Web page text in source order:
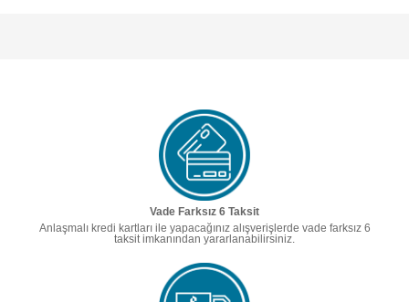
Vade Farksız 6 Taksit
Anlaşmalı kredi kartları ile yapacağınız alışverişlerde vade farksız 6
taksit imkanından yararlanabilirsiniz.